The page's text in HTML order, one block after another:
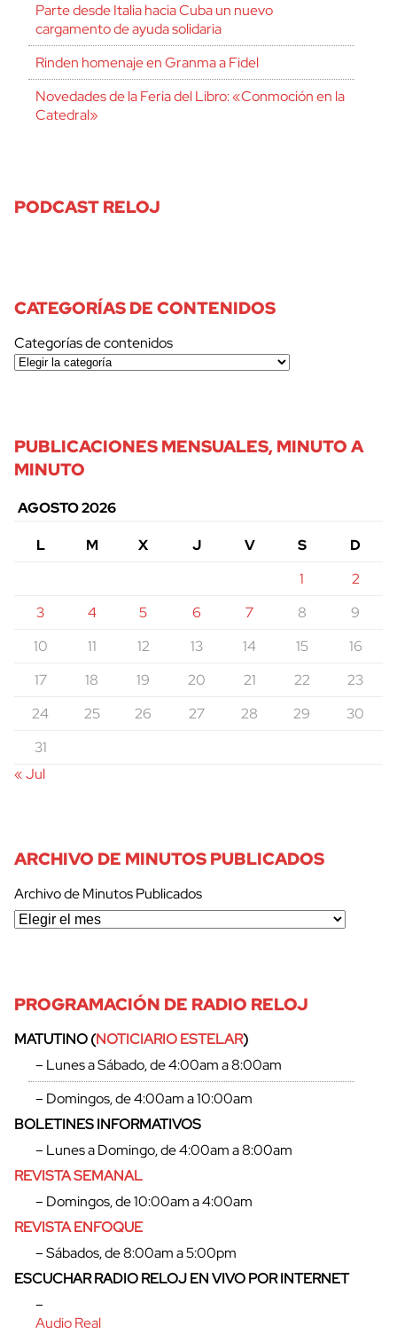
cerrar
Parte desde Italia hacia Cuba un nuevo
cargamento de ayuda solidaria
Rinden homenaje en Granma a Fidel
Novedades de la Feria del Libro: «Conmoción en la
Catedral»
PODCAST RELOJ
CATEGORÍAS DE CONTENIDOS
Categorías de contenidos
PUBLICACIONES MENSUALES, MINUTO A
MINUTO
AGOSTO 2026
L
M X J V S
D
1
2
3
4 5 6 7 8
9
10
11 12 13 14 15
16
17
18 19 20 21 22
23
24
25 26 27 28 29
30
31
« Jul
ARCHIVO DE MINUTOS PUBLICADOS
Archivo de Minutos Publicados
PROGRAMACIÓN DE RADIO RELOJ
MATUTINO (NOTICIARIO ESTELAR)
– Lunes a Sábado, de 4:00am a 8:00am
– Domingos, de 4:00am a 10:00am
BOLETINES INFORMATIVOS
– Lunes a Domingo, de 4:00am a 8:00am
REVISTA SEMANAL
– Domingos, de 10:00am a 4:00am
REVISTA ENFOQUE
– Sábados, de 8:00am a 5:00pm
ESCUCHAR RADIO RELOJ EN VIVO POR INTERNET
–
Audio Real